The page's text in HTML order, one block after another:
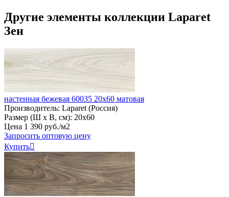
Другие элементы коллекции Laparet
Зен
настенная бежевая 60035 20х60 матовая
Производитель: Laparet (Россия)
Размер (Ш х В, см): 20х60
Цена 1 390 руб./м2
Запросить оптовую цену
Купить